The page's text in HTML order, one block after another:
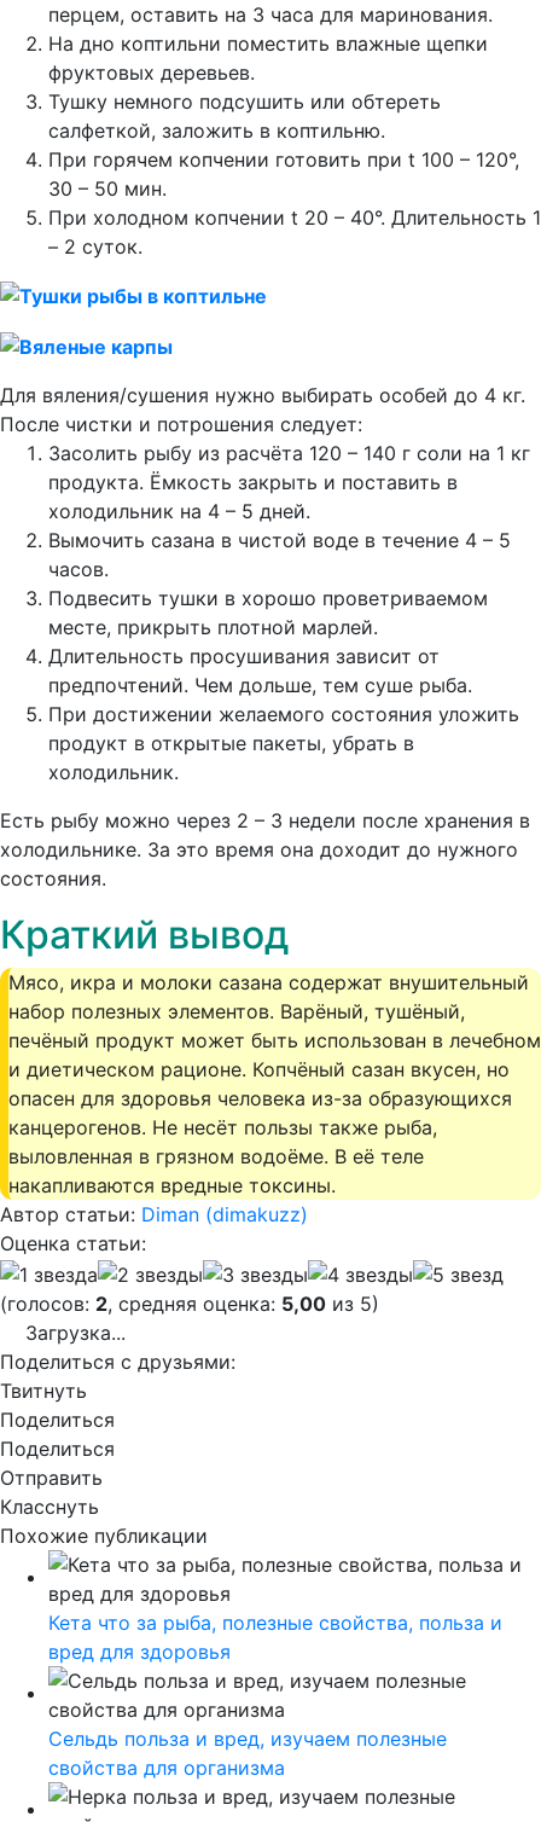
перцем, оставить на 3 часа для маринования.
На дно коптильни поместить влажные щепки
фруктовых деревьев.
Тушку немного подсушить или обтереть
салфеткой, заложить в коптильню.
При горячем копчении готовить при t 100 – 120°,
30 – 50 мин.
При холодном копчении t 20 – 40°. Длительность 1
– 2 суток.
Для вяления/сушения нужно выбирать особей до 4 кг.
После чистки и потрошения следует:
Засолить рыбу из расчёта 120 – 140 г соли на 1 кг
продукта. Ёмкость закрыть и поставить в
холодильник на 4 – 5 дней.
Вымочить сазана в чистой воде в течение 4 – 5
часов.
Подвесить тушки в хорошо проветриваемом
месте, прикрыть плотной марлей.
Длительность просушивания зависит от
предпочтений. Чем дольше, тем суше рыба.
При достижении желаемого состояния уложить
продукт в открытые пакеты, убрать в
холодильник.
Есть рыбу можно через 2 – 3 недели после хранения в
холодильнике. За это время она доходит до нужного
состояния.
Краткий вывод
Мясо, икра и молоки сазана содержат внушительный
набор полезных элементов. Варёный, тушёный,
печёный продукт может быть использован в лечебном
и диетическом рационе. Копчёный сазан вкусен, но
опасен для здоровья человека из-за образующихся
канцерогенов. Не несёт пользы также рыба,
выловленная в грязном водоёме. В её теле
накапливаются вредные токсины.
Автор статьи: Diman (dimakuzz)
Оценка статьи:
(голосов: 2, средняя оценка: 5,00 из 5)
Загрузка...
Поделиться с друзьями:
Твитнуть
Поделиться
Поделиться
Отправить
Класснуть
Похожие публикации
Кета что за рыба, полезные свойства, польза и
вред для здоровья
Сельдь польза и вред, изучаем полезные
свойства для организма